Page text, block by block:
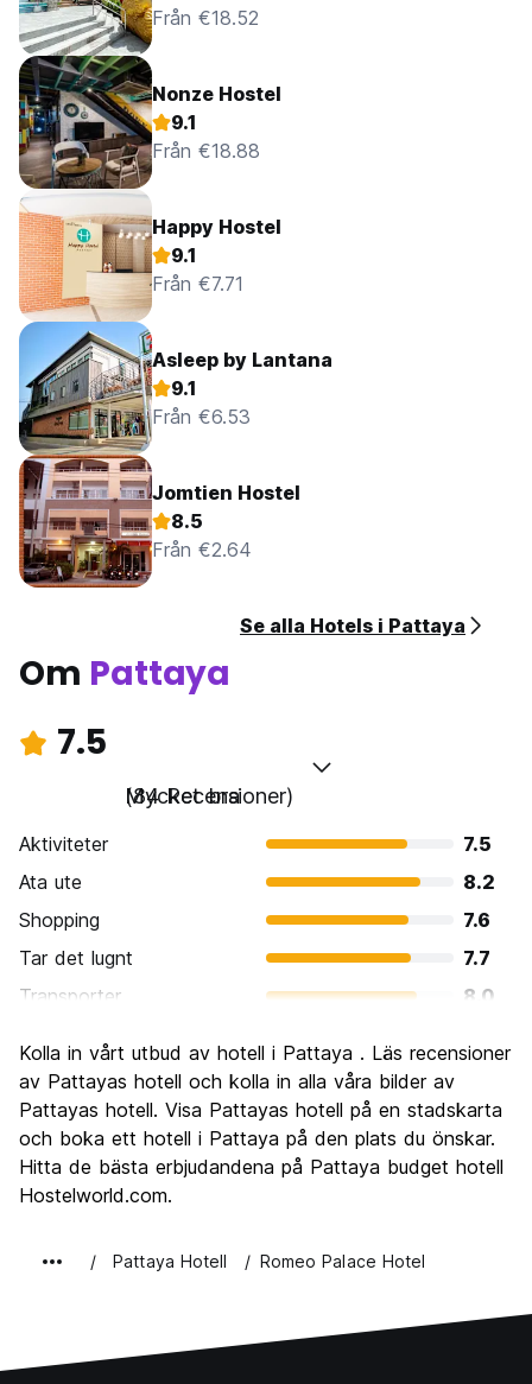
Från €18.52
Nonze Hostel
9.1
Från €18.88
Happy Hostel
9.1
Från €7.71
Asleep by Lantana
9.1
Från €6.53
Jomtien Hostel
8.5
Från €2.64
Se alla Hotels i Pattaya
Om Pattaya
7.5
Mycket bra
(84 Recensioner)
Aktiviteter
7.5
Ata ute
8.2
Shopping
7.6
Tar det lugnt
7.7
Transporter
8.0
Kultur
Festa
8.6
Värde för pengarna
7.5
Kolla in vårt utbud av hotell i Pattaya . Läs recensioner
av Pattayas hotell och kolla in alla våra bilder av
Pattayas hotell. Visa Pattayas hotell på en stadskarta
och boka ett hotell i Pattaya på den plats du önskar.
Hitta de bästa erbjudandena på Pattaya budget hotell
Hostelworld.com.
Pattaya Hotell Romeo Palace Hotel